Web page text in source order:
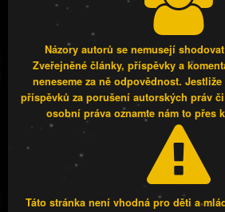
Názory autorů se nemusejí
Zveřejněné články, příspěvky a
neneseme za ně odpovědnost.
příspěvků za porušení autorských práv
osobní práva oznamte nám to přes
Táto stránka není vhodná pro děti a